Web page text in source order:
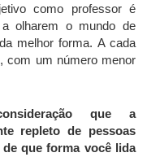
como professor é
olharem o mundo de
melhor forma. A cada
com um número menor
que a
repleto de pessoas
que forma você lida